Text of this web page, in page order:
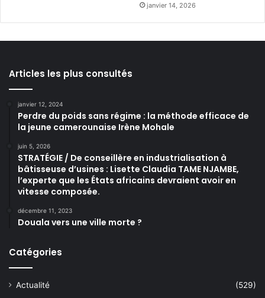
janvier 14, 2026
Articles les plus consultés
janvier 12, 2024
Perdre du poids sans régime : la méthode efficace de
la jeune camerounaise Irène Mohale
juin 5, 2026
STRATÉGIE / De conseillère en industrialisation à
bâtisseuse d’usines : Lisette Claudia TAME NJAMBE,
l’experte que les États africains devraient avoir en
vitesse composée.
décembre 11, 2023
Douala vers une ville morte ?
Catégories
Actualité (529)